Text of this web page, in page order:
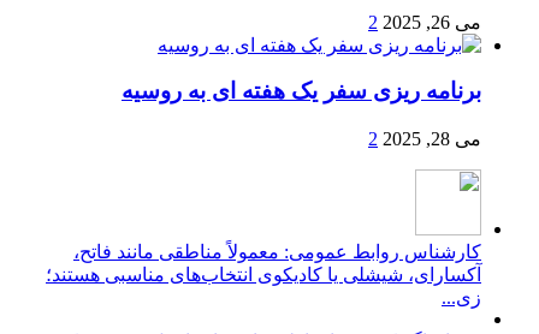
می 26, 2025 2
برنامه ریزی سفر یک هفته ای به روسیه
می 28, 2025 2
کارشناس روابط عمومی: معمولاً مناطقی مانند فاتح،
آکسارای، شیشلی یا کادیکوی انتخاب‌های مناسبی هستند؛
زی...